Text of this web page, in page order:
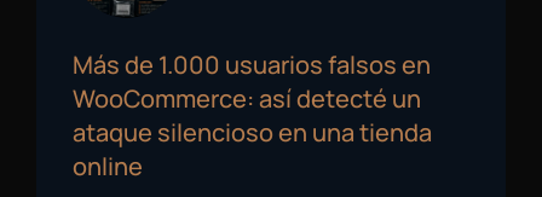
Más de 1.000 usuarios falsos en
WooCommerce: así detecté un
ataque silencioso en una tienda
online